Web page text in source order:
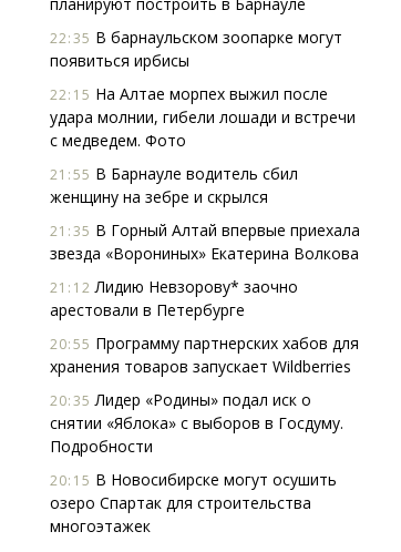
22:35 В барнаульском зоопарке могут
появиться ирбисы
22:15 На Алтае морпех выжил после
удара молнии, гибели лошади и встречи
с медведем. Фото
21:55 В Барнауле водитель сбил
женщину на зебре и скрылся
21:35 В Горный Алтай впервые приехала
звезда «Ворониных» Екатерина Волкова
21:12 Лидию Невзорову* заочно
арестовали в Петербурге
20:55 Программу партнерских хабов для
хранения товаров запускает Wildberries
20:35 Лидер «Родины» подал иск о
снятии «Яблока» с выборов в Госдуму.
Подробности
20:15 В Новосибирске могут осушить
озеро Спартак для строительства
многоэтажек